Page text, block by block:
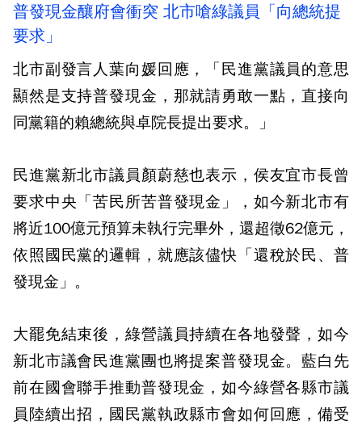
普發現金釀府會衝突 北市嗆綠議員「向總統提
要求」
北市副發言人葉向媛回應，「民進黨議員的意思
顯然是支持普發現金，那就請勇敢一點，直接向
同黨籍的賴總統與卓院長提出要求。」
民進黨新北市議員顏蔚慈也表示，侯友宜市長曾
要求中央「苦民所苦普發現金」，如今新北市有
將近100億元預算未執行完畢外，還超徵62億元，
依照國民黨的邏輯，就應該儘快「還稅於民、普
發現金」。
大罷免結束後，綠營議員持續在各地發聲，如今
新北市議會民進黨團也將提案普發現金。藍白先
前在國會聯手推動普發現金，如今綠營各縣市議
員陸續出招，國民黨執政縣市會如何回應，備受